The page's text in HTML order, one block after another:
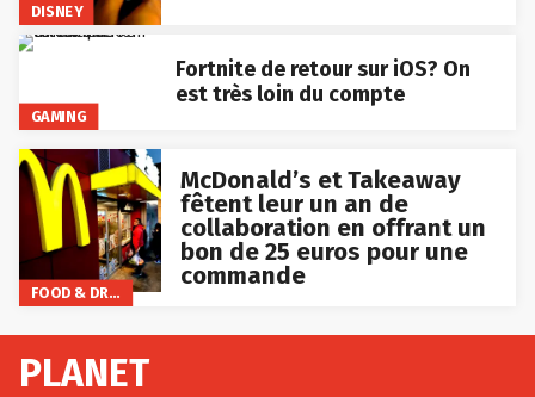
DISNEY
GAMING
Fortnite de retour sur iOS? On
est très loin du compte
FOOD & DRINKS
McDonald’s et Takeaway
fêtent leur un an de
collaboration en offrant un
bon de 25 euros pour une
commande
PLANET